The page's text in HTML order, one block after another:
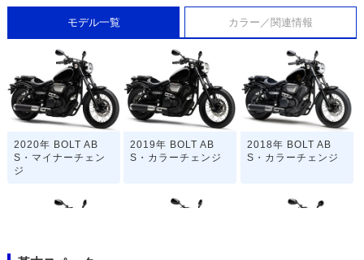
モデル一覧 カラー／関連情報
2020年 BOLT AB
S・マイナーチェン
ジ
2019年 BOLT AB
S・カラーチェンジ
2018年 BOLT AB
S・カラーチェンジ